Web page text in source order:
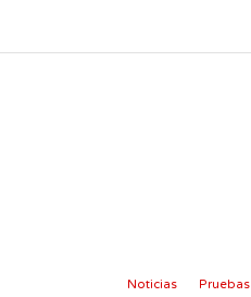
Noticias Pruebas